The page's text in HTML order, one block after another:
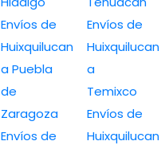
Envíos de
Huixquilucan
a Puebla
de
Zaragoza
Envíos de
Envíos de
Huixquilucan
a
Temixco
Envíos de
Huixquilucan